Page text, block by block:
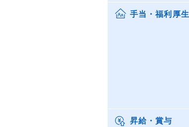
手当・福利厚生
昇給・賞与